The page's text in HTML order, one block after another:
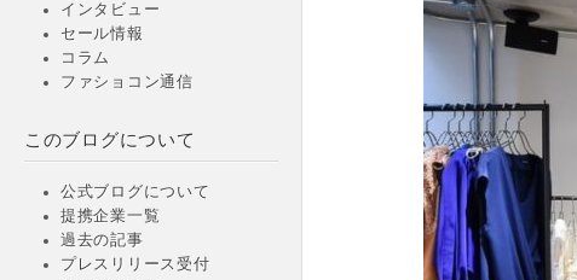
インタビュー
セール情報
コラム
ファショコン通信
このブログについて
公式ブログについて
提携企業一覧
過去の記事
プレスリリース受付